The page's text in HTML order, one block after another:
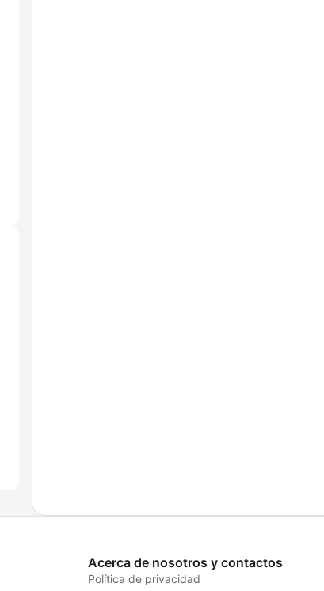
Acerca de nosotros y contactos
Política de privacidad